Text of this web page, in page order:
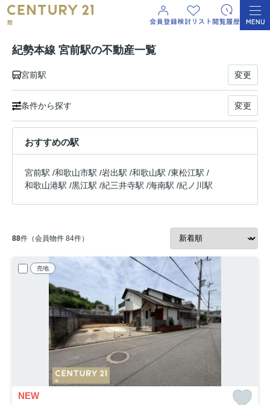
紀勢本線 宮前駅の不動産一覧
宮前駅 変更
条件から探す 変更
おすすめの駅
宮前駅 /和歌山市駅 /岩出駅 /和歌山駅 /東松江駅 /
和歌山港駅 /黒江駅 /紀三井寺駅 /海南駅 /紀ノ川駅
88件（会員物件 84件）
売地
NEW